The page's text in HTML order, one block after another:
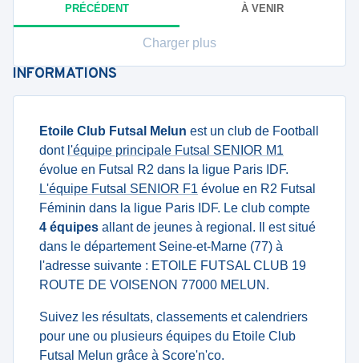
PRÉCÉDENT À VENIR
Charger plus
INFORMATIONS
Etoile Club Futsal Melun est un club de Football
dont l'équipe principale Futsal SENIOR M1
évolue en Futsal R2 dans la ligue Paris IDF.
L'équipe Futsal SENIOR F1 évolue en R2 Futsal
Féminin dans la ligue Paris IDF. Le club compte
4 équipes allant de jeunes à regional. Il est situé
dans le département Seine-et-Marne (77) à
l'adresse suivante : ETOILE FUTSAL CLUB 19
ROUTE DE VOISENON 77000 MELUN.
Suivez les résultats, classements et calendriers
pour une ou plusieurs équipes du Etoile Club
Futsal Melun grâce à Score'n'co.